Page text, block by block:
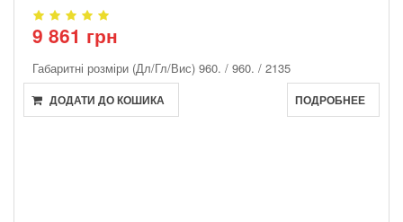
9 861 грн
Габаритні розміри (Дл/Гл/Вис) 960. / 960. / 2135
ДОДАТИ ДО КОШИКА ПОДРОБНЕЕ